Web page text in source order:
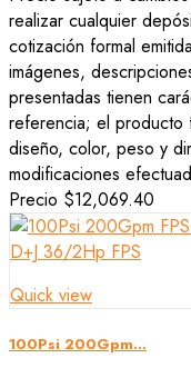
realizar cualquier
cotización formal
imágenes,
presentadas tienen
referencia; el producto
diseño, color, peso y
modificaciones
Precio $12,069.40
Quick view
100Psi 200Gpm...